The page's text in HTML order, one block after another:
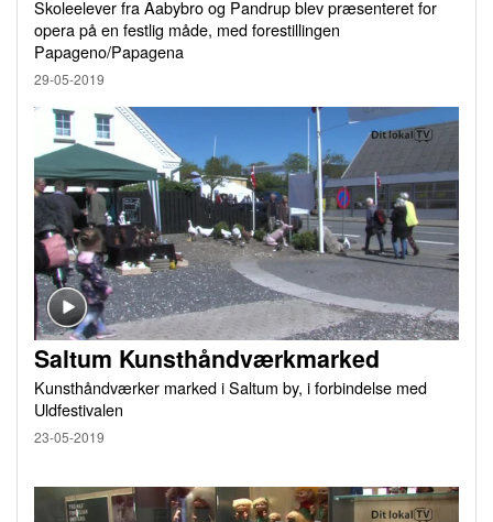
Skoleelever fra Aabybro og Pandrup blev præsenteret for
opera på en festlig måde, med forestillingen
Papageno/Papagena
29-05-2019
Saltum Kunsthåndværkmarked
Kunsthåndværker marked i Saltum by, i forbindelse med
Uldfestivalen
23-05-2019